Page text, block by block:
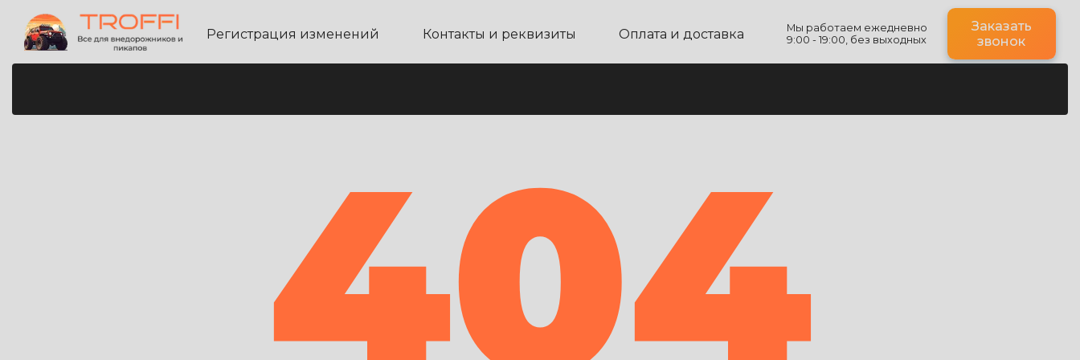
Регистрация изменений Контакты и реквизиты Оплата и доставка
Мы работаем ежедневно
9:00 - 19:00, без выходных
Заказать
звонок
404